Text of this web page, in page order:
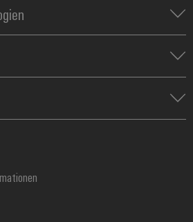
Leiterplattenklemmen